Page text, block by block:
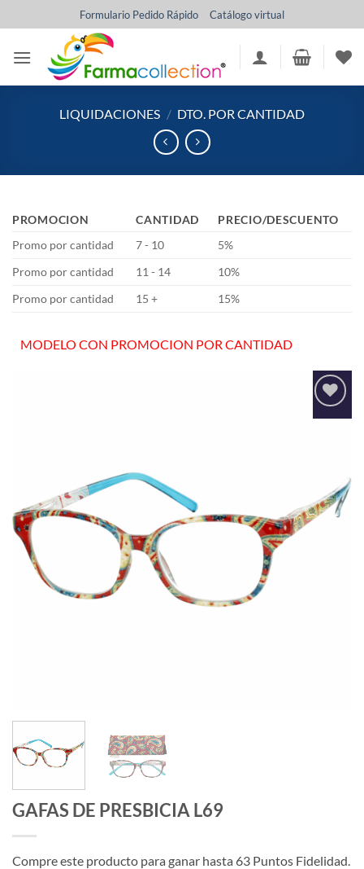
al
contenido
Formulario Pedido Rápido Catálogo virtual
LIQUIDACIONES / DTO. POR CANTIDAD
PROMOCION CANTIDAD
PRECIO/DESCUENTO
Promo por cantidad
7 - 10
5%
Promo por cantidad
11 - 14
10%
Promo por cantidad
15 + 15%
MODELO CON PROMOCION POR CANTIDAD
Añadir
GAFAS DE PRESBICIA L69
Compre este producto para ganar hasta 63 Puntos Fidelidad.